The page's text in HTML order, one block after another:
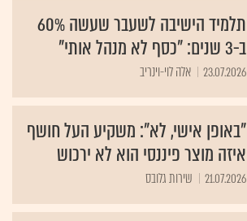
תלמיד הישיבה לשעבר שעשה 60%
ב-3 שנים: "כסף לא מנהל אותי"
23.07.2026 אלה לוי-וינריב
"באופן אישי, לא": משקיע העל חושף
איזה מוצר פיננסי הוא לא ירכוש
21.07.2026 שירות גלובס